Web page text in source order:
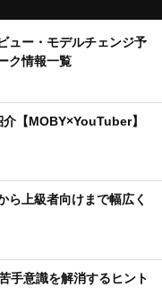
ュー・モデルチェンジ予
ク情報一覧
【MOBY×YouTuber】
ら上級者向けまで幅広く
手意識を解消するヒント